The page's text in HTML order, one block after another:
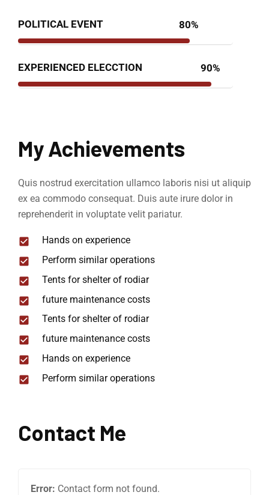
POLITICAL EVENT 80%
EXPERIENCED ELECCTION 90%
My Achievements
Quis nostrud exercitation ullamco laboris nisi ut aliquip
ex ea commodo consequat. Duis aute irure dolor in
reprehenderit in voluptate velit pariatur.
Hands on experience
Perform similar operations
Tents for shelter of rodiar
future maintenance costs
Tents for shelter of rodiar
future maintenance costs
Hands on experience
Perform similar operations
Contact Me
Error: Contact form not found.